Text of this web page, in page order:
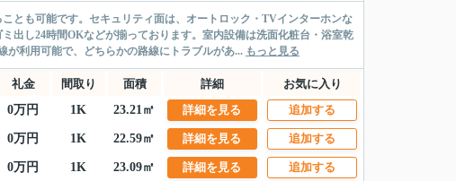
とも可能です。セキュリティ面は、オートロック・TVインターホンな
出し24時間OKなどが揃っております。室内設備は洗面化粧台・浴室乾
が利用可能で、どちらかの路線にトラブルがあ... もっと見る
礼金 間取り 面積 詳細
お気に入り
0万円 1K 23.21㎡ 詳細を見る 追加する
0万円 1K 22.59㎡ 詳細を見る 追加する
0万円 1K 23.09㎡ 詳細を見る 追加する